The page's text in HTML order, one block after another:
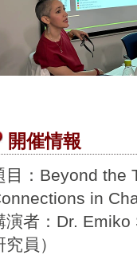
開催情報
目：Beyond the
in
演者：Dr.
究員）